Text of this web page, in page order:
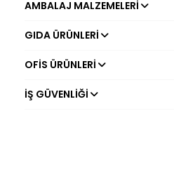
AMBALAJ MALZEMELERI
GIDA ÜRÜNLERI
OFIS ÜRÜNLERI
İŞ GÜVENLIĞI